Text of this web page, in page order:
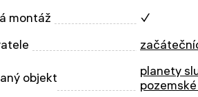
montáž
✓
objekt planety